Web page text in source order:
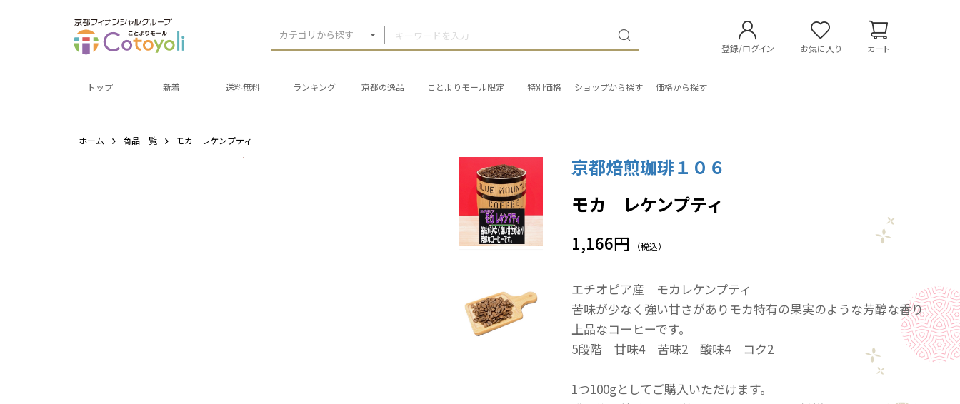
カテゴリから探す
登録/ログイン お気に入り カート
トップ 新着 送料無料 ランキング 京都の逸品 ことよりモール限定 特別価格 ショップから探す 価格から探す
ホーム 商品一覧 モカ レケンプティ
京都焙煎珈琲１０６
モカ レケンプティ
1,166円 （税込）
エチオピア産 モカレケンプティ
苦味が少なく強い甘さがありモカ特有の果実のような芳醇な香り
上品なコーヒーです。
5段階 甘味4 苦味2 酸味4 コク2
1つ100gとしてご購入いただけます。